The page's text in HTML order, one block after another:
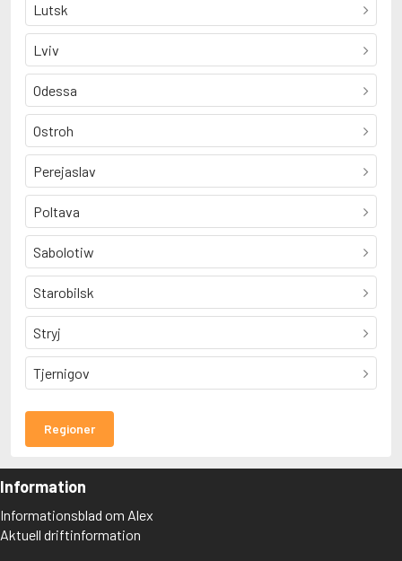
Lutsk
Lviv
Odessa
Ostroh
Perejaslav
Poltava
Sabolotiw
Starobilsk
Stryj
Tjernigov
Regioner
Information
Informationsblad om Alex
Aktuell driftinformation